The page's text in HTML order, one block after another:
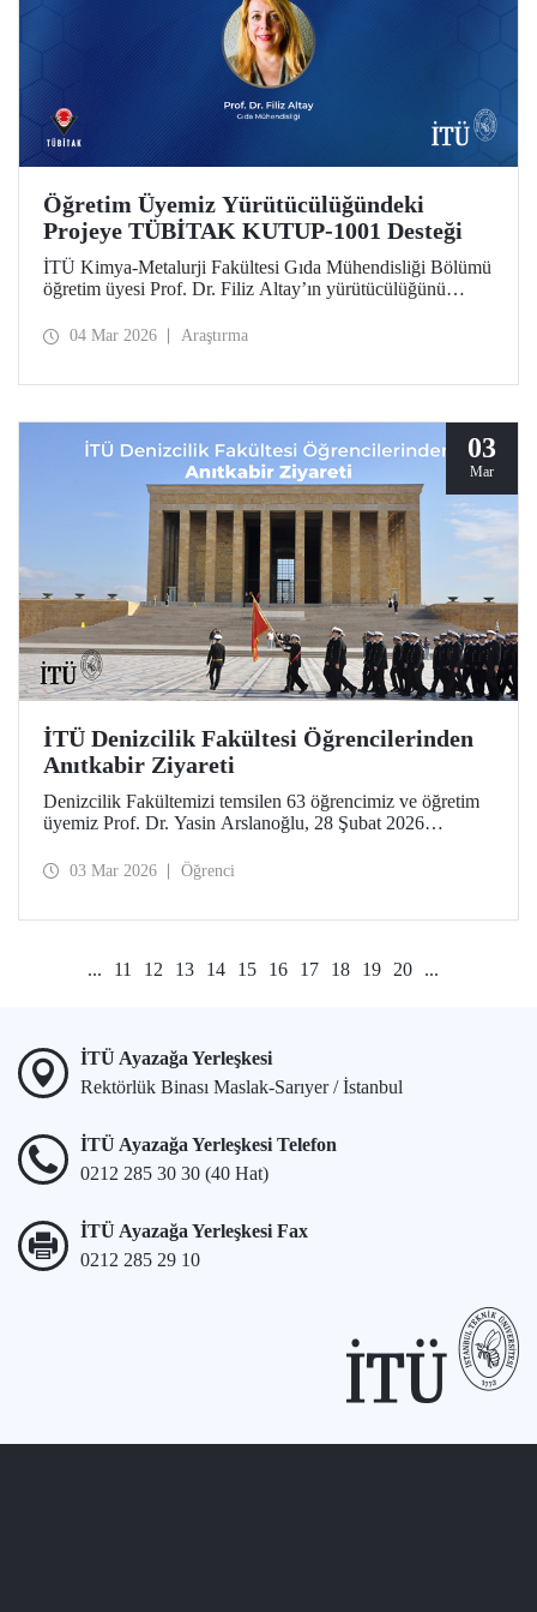
Öğretim Üyemiz Yürütücülüğündeki
Projeye TÜBİTAK KUTUP-1001 Desteği
İTÜ Kimya-Metalurji Fakültesi Gıda Mühendisliği Bölümü
öğretim üyesi Prof. Dr. Filiz Altay’ın yürütücülüğünü
Programı kapsamında desteğe değer görüldü.
04 Mar 2026 Araştırma
03
Mar
İTÜ Denizcilik Fakültesi Öğrencilerinden
Anıtkabir Ziyareti
Denizcilik Fakültemizi temsilen 63 öğrencimiz ve öğretim
üyemiz Prof. Dr. Yasin Arslanoğlu, 28 Şubat 2026
Mustafa Kemal Atatürk’ün mozolesine çelenk bırakılması
03 Mar 2026 Öğrenci
... 11 12 13 14 15 16 17 18 19 20 ...
İTÜ Ayazağa Yerleşkesi
Rektörlük Binası Maslak-Sarıyer / İstanbul
İTÜ Ayazağa Yerleşkesi Telefon
0212 285 30 30 (40 Hat)
İTÜ Ayazağa Yerleşkesi Fax
0212 285 29 10